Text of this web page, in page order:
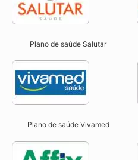
Plano de saúde Salutar
Plano de saúde Vivamed